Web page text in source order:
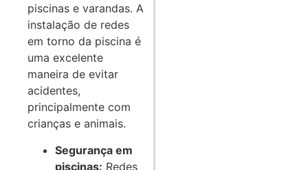
piscinas e varandas. A
instalação de redes
em torno da piscina é
uma excelente
maneira de evitar
acidentes,
principalmente com
crianças e animais.
Segurança em
piscinas: Redes